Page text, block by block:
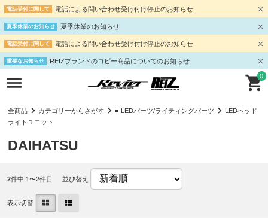
電話受付に関して 電話による問い合わせ受け付け停止のお知らせ
夏季休業のお知らせ 夏季休業のお知らせ
電話受付に関して 電話による問い合わせ受け付け停止のお知らせ
重要なお知らせ REIZブランドのコピー商品についてのお知らせ
0
全商品 カテゴリーからさがす ■ LEDパーツ/ライティングパーツ
LEDヘッド
ライトユニット
DAIHATSU
2件中 1〜2件目 並び替え
表示切替